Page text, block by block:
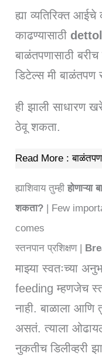
ह्या व्यतिरिक्त
काढण्यासाठी dettol
बाळंतपणासाठी
डिटेल्स मी बाळंतपण
ही झाली साधारण
ठेवू शकता.
Read More :
ह्याशिवाय तुम्ही
शकता?
| Few
comes
स्तनपान प्रशिक्षण |
माझ्या स्वतःच्या
feeding म्हणजेच
नाही. बाळाला
असतं. त्याला
नुकतीच डिलीव्हरी